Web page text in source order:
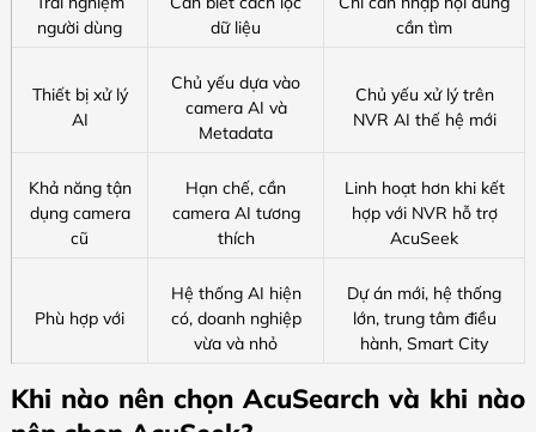
người dùng
dữ liệu
cần tìm
Thiết bị xử lý
AI
Chủ yếu dựa vào
camera AI và
Metadata
Chủ yếu xử lý trên
NVR AI thế hệ mới
Khả năng tận
dụng camera
cũ
Hạn chế, cần
camera AI tương
thích
Linh hoạt hơn khi kết
hợp với NVR hỗ trợ
AcuSeek
Phù hợp với
Hệ thống AI hiện
có, doanh nghiệp
vừa và nhỏ
Dự án mới, hệ thống
lớn, trung tâm điều
hành, Smart City
Khi nào nên chọn AcuSearch và khi nào